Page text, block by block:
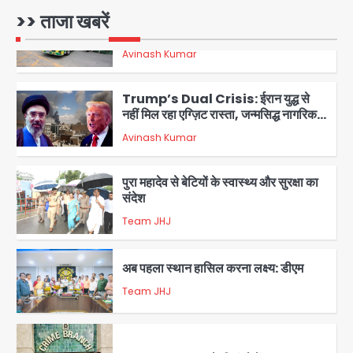
>> ताजा खबरें
2
Trump’s Dual Crisis: ईरान युद्ध से
नहीं मिल रहा एग्ज़िट रास्ता, जन्मसिद्ध नागरिकता
पर सुप्रीम कोर्ट को दी फिर चुनौती
3
पुरा महादेव से बेटियों के स्वास्थ्य और सुरक्षा का
संदेश
4
फरार आरोपी